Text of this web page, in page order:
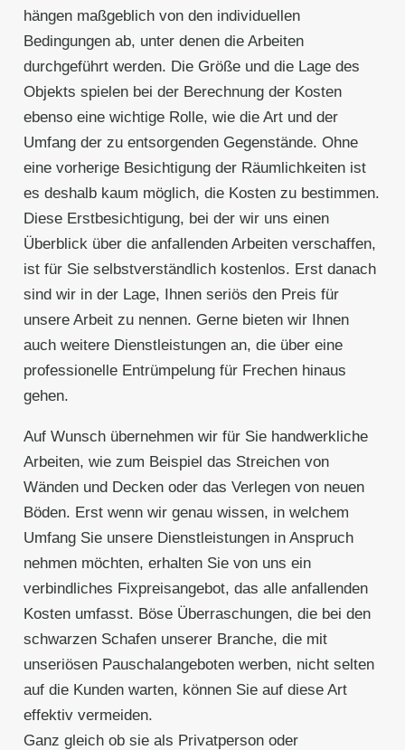
hängen maßgeblich von den individuellen
Bedingungen ab, unter denen die Arbeiten
durchgeführt werden. Die Größe und die Lage des
Objekts spielen bei der Berechnung der Kosten
ebenso eine wichtige Rolle, wie die Art und der
Umfang der zu entsorgenden Gegenstände. Ohne
eine vorherige Besichtigung der Räumlichkeiten ist
es deshalb kaum möglich, die Kosten zu bestimmen.
Diese Erstbesichtigung, bei der wir uns einen
Überblick über die anfallenden Arbeiten verschaffen,
ist für Sie selbstverständlich kostenlos. Erst danach
sind wir in der Lage, Ihnen seriös den Preis für
unsere Arbeit zu nennen. Gerne bieten wir Ihnen
auch weitere Dienstleistungen an, die über eine
professionelle Entrümpelung für Frechen hinaus
gehen.
Auf Wunsch übernehmen wir für Sie handwerkliche
Arbeiten, wie zum Beispiel das Streichen von
Wänden und Decken oder das Verlegen von neuen
Böden. Erst wenn wir genau wissen, in welchem
Umfang Sie unsere Dienstleistungen in Anspruch
nehmen möchten, erhalten Sie von uns ein
verbindliches Fixpreisangebot, das alle anfallenden
Kosten umfasst. Böse Überraschungen, die bei den
schwarzen Schafen unserer Branche, die mit
unseriösen Pauschalangeboten werben, nicht selten
auf die Kunden warten, können Sie auf diese Art
effektiv vermeiden.
Ganz gleich ob sie als Privatperson oder